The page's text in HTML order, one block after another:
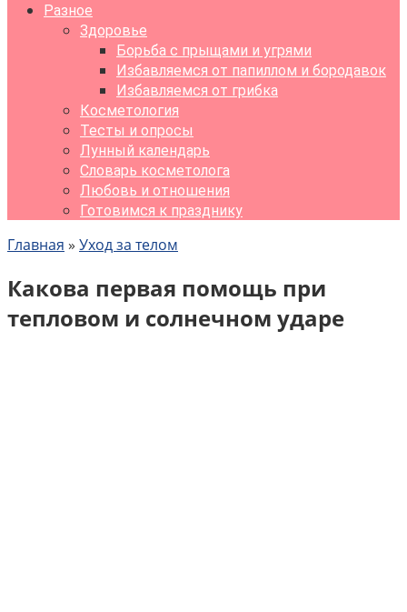
Разное
Здоровье
Борьба с прыщами и угрями
Избавляемся от папиллом и бородавок
Избавляемся от грибка
Косметология
Тесты и опросы
Лунный календарь
Словарь косметолога
Любовь и отношения
Готовимся к празднику
Главная » Уход за телом
Какова первая помощь при
тепловом и солнечном ударе